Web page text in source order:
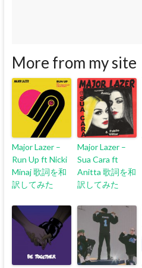
More from my site
Major Lazer –
Run Up ft Nicki
Minaj 歌詞を和
訳してみた
Major Lazer –
Sua Cara ft
Anitta 歌詞を和
訳してみた